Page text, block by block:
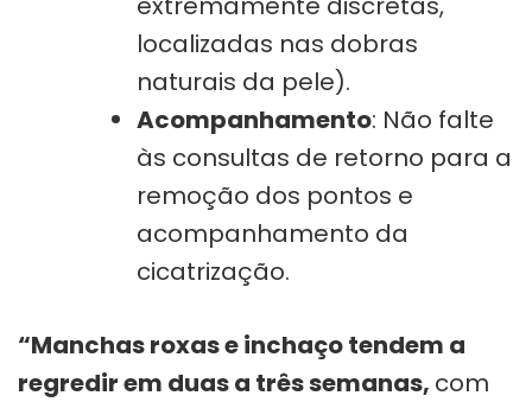
localizadas nas dobras
naturais da pele).
Acompanhamento: Não falte
às consultas de retorno para a
remoção dos pontos e
acompanhamento da
cicatrização.
“Manchas roxas e inchaço tendem a
regredir em duas a três semanas, com